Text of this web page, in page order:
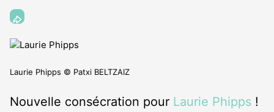
Laurie Phipps © Patxi BELTZAIZ
Nouvelle consécration pour Laurie Phipps !